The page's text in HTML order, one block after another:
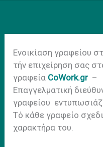
Ενοικίαση γραφείου
τήν επιχείρηση σας
γραφεία CoWork.gr –
Eπαγγελματική
γραφείου
Τό κάθε γραφείο
Ό